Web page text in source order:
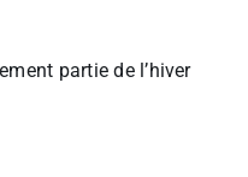
partie de l’hiver